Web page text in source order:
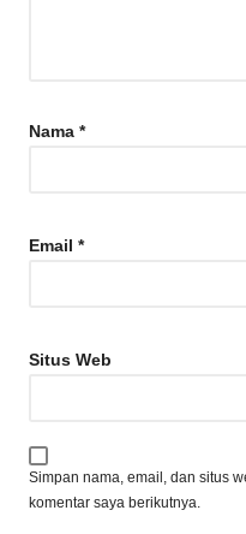
Nama *
Email *
Situs Web
Simpan nama, email, dan situs
komentar saya berikutnya.